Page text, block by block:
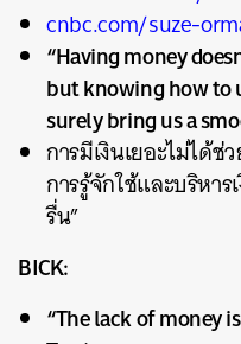
cnbc.com/suze-
“Having money
but knowing how to
surely bring us a
การมีเงินเยอะไม่ได้
การรู้จักใช้และบริหา
รื่น”
BICK:
“The lack of money